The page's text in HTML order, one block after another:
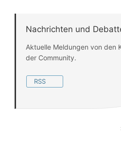
Nachrichten und
Aktuelle Meldungen von den
der Community.
RSS